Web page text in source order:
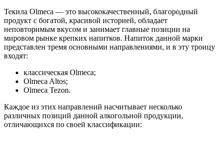
Текила Olmeca — это высококачественный, благородный
продукт с богатой, красивой историей, обладает
неповторимым вкусом и занимает главные позиции на
мировом рынке крепких напитков. Напиток данной марки
представлен тремя основными направлениями, и в эту троицу
входят:
классическая Olmeca;
Olmeca Altos;
Olmeca Tezon.
Каждое из этих направлений насчитывает несколько
различных позиций данной алкогольной продукции,
отличающихся по своей классификации: